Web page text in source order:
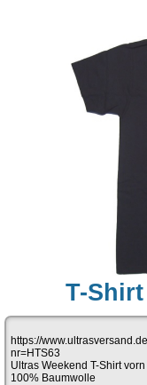
T-
https://
nr=HTS63
Ultras Weekend T-Shirt
100% Baumwolle